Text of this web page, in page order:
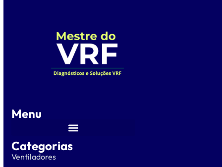
Menu
Categorias
Ventiladores